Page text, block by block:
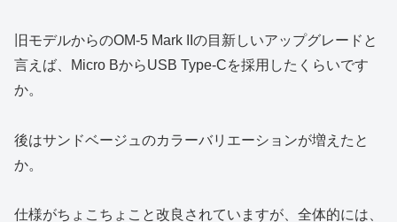
旧モデルからのOM-5 Mark IIの目新しいアップグレードと
言えば、Micro BからUSB Type-Cを採用したくらいです
か。
後はサンドベージュのカラーバリエーションが増えたと
か。
仕様がちょこちょこと改良されていますが、全体的には、